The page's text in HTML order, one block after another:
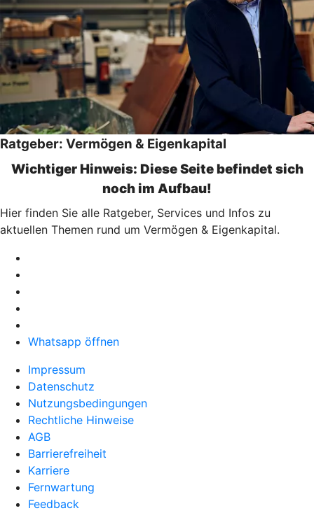
Ratgeber: Vermögen & Eigenkapital
Wichtiger Hinweis: Diese Seite befindet sich
noch im Aufbau!
Hier finden Sie alle Ratgeber, Services und Infos zu
aktuellen Themen rund um Vermögen & Eigenkapital.
Whatsapp öffnen
Impressum
Datenschutz
Nutzungsbedingungen
Rechtliche Hinweise
AGB
Barrierefreiheit
Karriere
Fernwartung
Feedback